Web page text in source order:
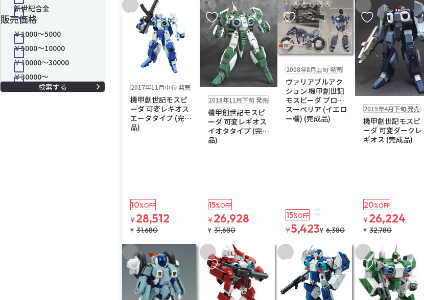
新世紀合金
販売価格
￥1000～5000
￥5000～10000
￥10000～30000
￥30000～
お気に入りに追加
2017年11月中旬 発売
機甲創世記モスピ
ーダ 可変レギオス
エータタイプ (完成
品)
10%OFF
¥ 28,512
¥ 31,680
お気に入りに追加
2018年11月下旬 発売
機甲創世記モスピ
ーダ 可変レギオス
イオタタイプ (完成
品)
15%OFF
¥ 26,928
¥ 31,680
お気に入りに追加
2008年8月上旬 発売
ヴァリアブルアク
ション 機甲創世記
モスピーダ ブロウ
スーペリア (イエロ
ー機) (完成品)
15%OFF
¥5,423¥ 6,380
お気に入りに追加
2019年4月下旬 発売
機甲創世記モスピ
ーダ 可変ダークレ
ギオス (完成品)
20%OFF
¥ 26,224
¥ 32,780
お気に入りに追加 お気に入りに追加 お気に入りに追加 お気に入りに追加